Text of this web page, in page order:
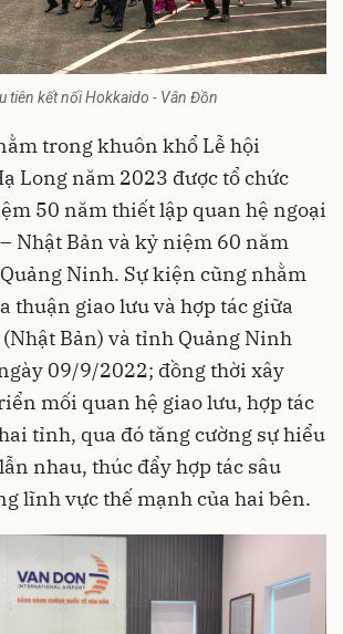
tiên kết nối Hokkaido - Vân Đồn
trong khuôn khổ Lễ hội
Long năm 2023 được tổ chức
50 năm thiết lập quan hệ ngoại
Nhật Bản và kỷ niệm 60 năm
Ninh. Sự kiện cũng nhằm
thuận giao lưu và hợp tác giữa
Bản) và tỉnh Quảng Ninh
09/9/2022; đồng thời xây
mối quan hệ giao lưu, hợp tác
tỉnh, qua đó tăng cường sự hiểu
nhau, thúc đẩy hợp tác sâu
lĩnh vực thế mạnh của hai bên.